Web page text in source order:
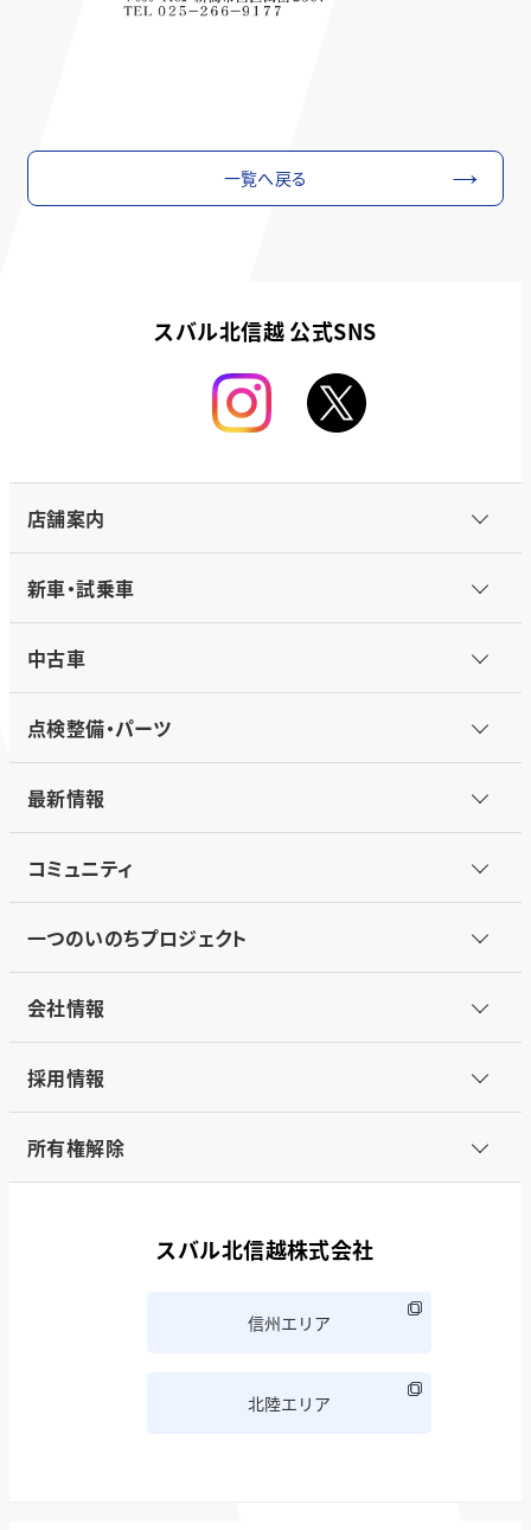
一覧へ戻る
スバル北信越 公式SNS
店舗案内
新車・試乗車
中古車
点検整備・パーツ
最新情報
コミュニティ
一つのいのちプロジェクト
会社情報
採用情報
所有権解除
スバル北信越株式会社
信州エリア
北陸エリア